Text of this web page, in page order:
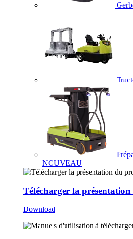
NOUVEAU
Télécharger la
Download